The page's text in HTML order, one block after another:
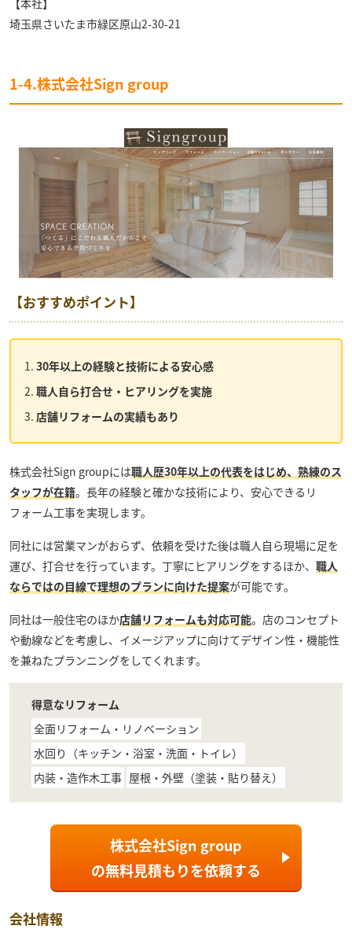
埼玉県さいたま市緑区原山2-30-21
1-4.株式会社Sign group
【おすすめポイント】
30年以上の経験と技術による安心感
職人自ら打合せ・ヒアリングを実施
店舗リフォームの実績もあり
株式会社Sign groupには職人歴30年以上の代表をはじめ、熟練のス
タッフが在籍。長年の経験と確かな技術により、安心できるリ
フォーム工事を実現します。
同社には営業マンがおらず、依頼を受けた後は職人自ら現場に足を
運び、打合せを行っています。丁寧にヒアリングをするほか、 職人
ならではの目線で理想のプランに向けた提案が可能です。
同社は一般住宅のほか店舗リフォームも対応可能。店のコンセプト
や動線などを考慮し、イメージアップに向けてデザイン性・機能性
を兼ねたプランニングをしてくれます。
得意なリフォーム
全面リフォーム・リノベーション
水回り（キッチン・浴室・洗面・トイレ）
内装・造作木工事 屋根・外壁（塗装・貼り替え）
株式会社Sign group
の無料見積もりを依頼する
会社情報